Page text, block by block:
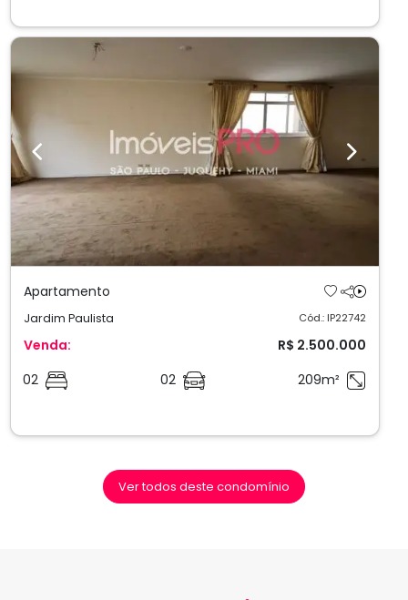
Previous Next
Apartamento
Jardim Paulista Cód.: IP22742
Venda:
R$ 2.500.000
02
02 209m²
Ver todos deste condomínio